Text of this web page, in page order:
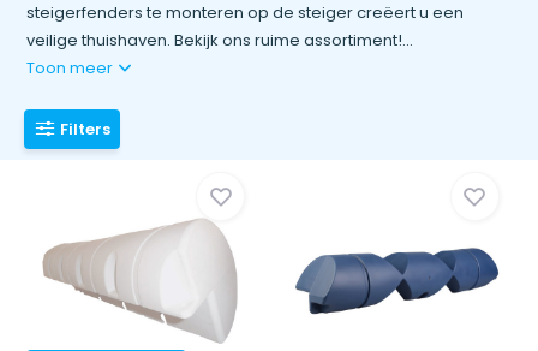
steigerfenders te monteren op de steiger creëert u een
veilige thuishaven. Bekijk ons ruime assortiment!...
Toon meer
Filters